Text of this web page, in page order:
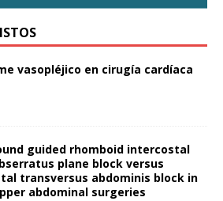
vasopléjico en cirugía cardíaca
guided rhomboid intercostal
plane block versus
transversus abdominis block in
abdominal surgeries